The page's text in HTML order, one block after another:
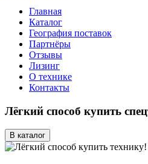
Главная
Каталог
География поставок
Партнёры
Отзывы
Лизинг
О технике
Контакты
Лёгкий способ купить
В каталог